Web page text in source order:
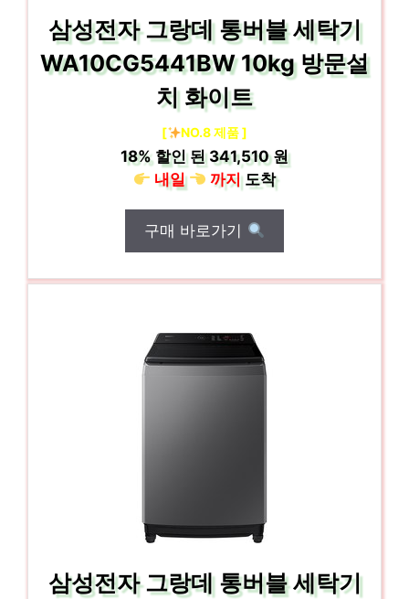
삼성전자 그랑데 통버블 세탁기
WA10CG5441BW 10kg 방문설
치 화이트
[ NO.8 제품 ]
18%할인 된341,510 원
내일
까지도착
구매 바로가기
삼성전자 그랑데 통버블 세탁기